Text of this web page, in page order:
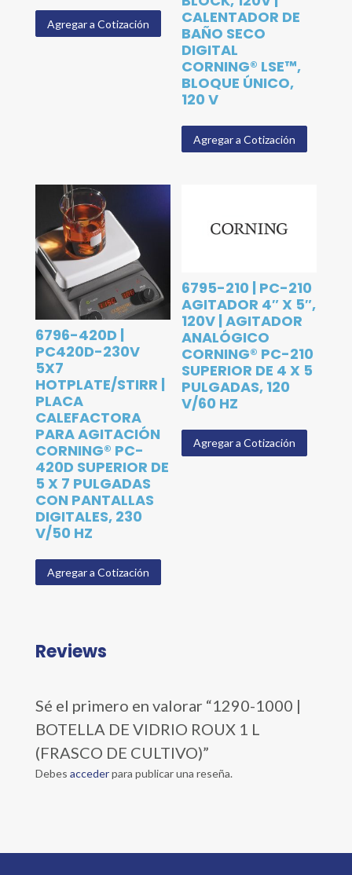
Agregar a Cotización
CALENTADOR DE
BAÑO SECO
DIGITAL
CORNING® LSE™,
BLOQUE ÚNICO,
120 V
Agregar a Cotización
6796-420D |
PC420D-230V
5X7
HOTPLATE/STIRR |
PLACA
CALEFACTORA
PARA AGITACIÓN
CORNING® PC-
420D SUPERIOR DE
5 X 7 PULGADAS
CON PANTALLAS
DIGITALES, 230
V/50 HZ
Agregar a Cotización
6795-210 | PC-210
AGITADOR 4″ X 5″,
120V | AGITADOR
ANALÓGICO
CORNING® PC-210
SUPERIOR DE 4 X 5
PULGADAS, 120
V/60 HZ
Agregar a Cotización
Reviews
Sé el primero en valorar “1290-1000 |
BOTELLA DE VIDRIO ROUX 1 L
(FRASCO DE CULTIVO)”
Debes accederpara publicar una reseña.